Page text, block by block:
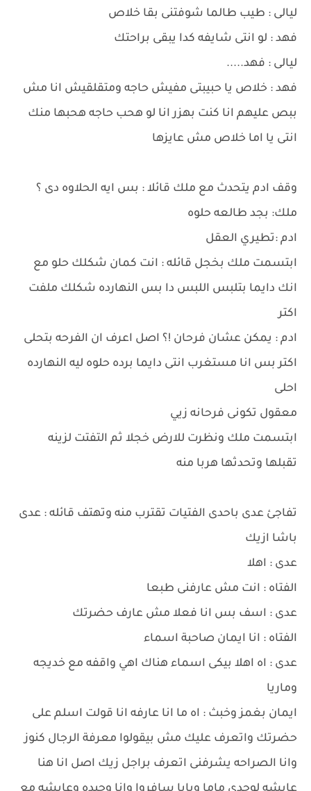
ليالى : طيب طالما شوفتنى بقا خلاص
فهد : لو انتى شايفه كدا يبقى براحتك
ليالى : فهد.....
فهد : خلاص يا حبيبتى مفيش حاجه ومتقلقيش انا مش
ببص عليهم انا كنت بهزر انا لو هحب حاجه هحبها منك
انتى يا اما خلاص مش عايزها
وقف ادم يتحدث مع ملك قائلا : بس ايه الحلاوه دى ؟
ملك: بجد طالعه حلوه
ادم :تطيري العقل
ابتسمت ملك بخجل قائله : انت كمان شكلك حلو مع
انك دايما بتلبس اللبس دا بس النهارده شكلك ملفت
اكتر
ادم : يمكن عشان فرحان !؟ اصل اعرف ان الفرحه بتحلى
اكتر بس انا مستغرب انتى دايما برده حلوه ليه النهارده
احلى
معقول تكونى فرحانه زيي
ابتسمت ملك ونظرت للارض خجلا ثم التفتت لزينه
تقبلها وتحدثها هربا منه
تفاجئ عدى باحدى الفتيات تقترب منه وتهتف قائله : عدى
باشا ازيك
عدى : اهلا
الفتاه : انت مش عارفنى طبعا
عدى : اسف بس انا فعلا مش عارف حضرتك
الفتاه : انا ايمان صاحبة اسماء
عدى : اه اهلا بيكى اسماء هناك اهي واقفه مع خديجه
وماريا
ايمان بغمز وخبث : اه ما انا عارفه انا قولت اسلم على
حضرتك واتعرف عليك مش بيقولوا معرفة الرجال كنوز
وانا الصراحه يشرفنى اتعرف براجل زيك اصل انا هنا